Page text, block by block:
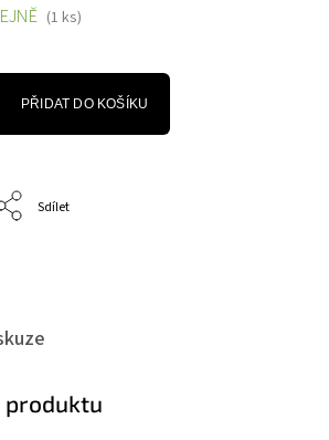
(1 ks)
PŘIDAT DO KOŠÍKU
Sdílet
produktu